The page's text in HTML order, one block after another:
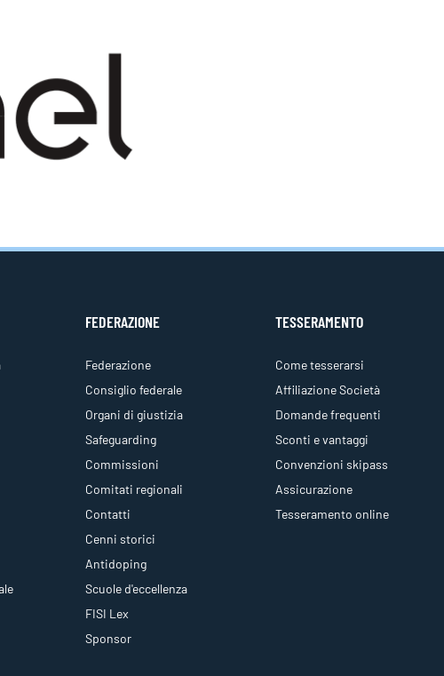
FEDERAZIONE
Federazione
Consiglio federale
Organi di giustizia
Safeguarding
Commissioni
Comitati regionali
Contatti
Cenni storici
Antidoping
Scuole d'eccellenza
FISI Lex
Sponsor
TESSERAMENTO
Come tesserarsi
Affiliazione Società
Domande frequenti
Sconti e vantaggi
Convenzioni skipass
Assicurazione
Tesseramento online